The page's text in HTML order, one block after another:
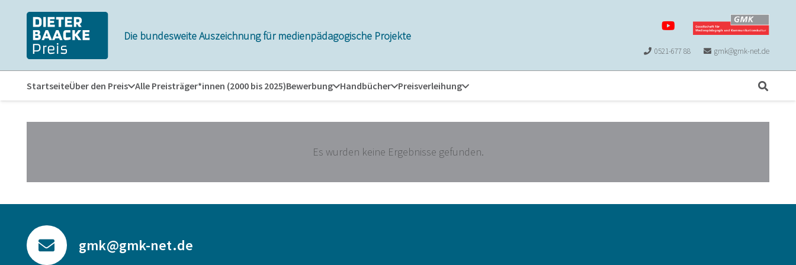
springen
Navigation
springen
Die bundesweite Auszeichnung für medienpädagogische Projekte
0521-677 88 gmk@gmk-net.de
StartseiteÜber den Preis Alle Preisträger*innen (2000 bis 2025)Bewerbung Handbücher Preisverleihung
Es wurden keine Ergebnisse gefunden.
gmk@gmk-net.de